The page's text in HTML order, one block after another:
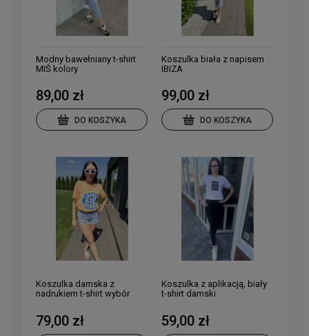
Modny bawełniany t-shirt
MIŚ kolory
89,00 zł
DO KOSZYKA
Koszulka biała z napisem
IBIZA
99,00 zł
DO KOSZYKA
Koszulka damska z
nadrukiem t-shirt wybór
79,00 zł
Koszulka z aplikacją, biały
t-shirt damski
59,00 zł